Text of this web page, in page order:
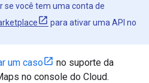
se você tem uma conta de
para ativar uma API no
um caso
no suporte da
no console do Cloud.